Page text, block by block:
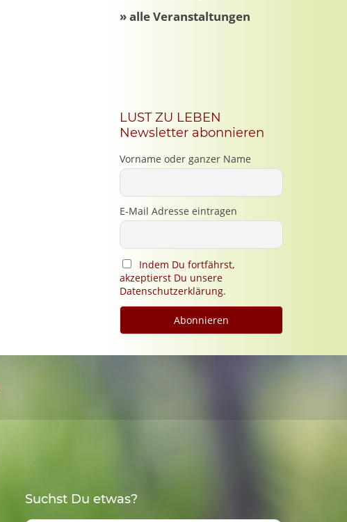
LUST ZU LEBEN
Newsletter abonnieren
Vorname oder ganzer Name
E-Mail Adresse eintragen
Indem Du fortfährst,
akzeptierst Du unsere
Datenschutzerklärung.
Suchst Du etwas?